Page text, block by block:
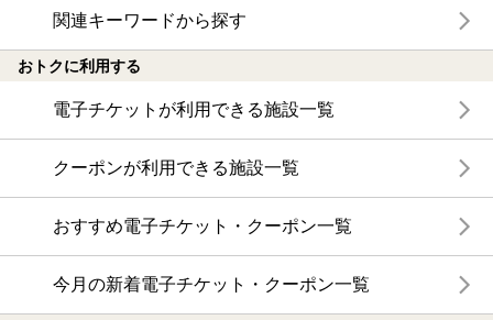
関連キーワードから探す
おトクに利用する
電子チケットが利用できる施設一覧
クーポンが利用できる施設一覧
おすすめ電子チケット・クーポン一覧
今月の新着電子チケット・クーポン一覧